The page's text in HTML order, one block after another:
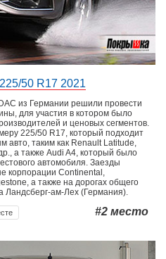
50 R17 2021
из Германии решили провести
для участия в котором было
и ценовых сегментов.
225/50 R17, который подходит
авто, таким как Renault Latitude,
а также Audi A4, который было
автомобиля. Заезды
корпорации Continental,
а также на дорогах общего
Ландсберг-ам-Лех (Германия).
#2 место